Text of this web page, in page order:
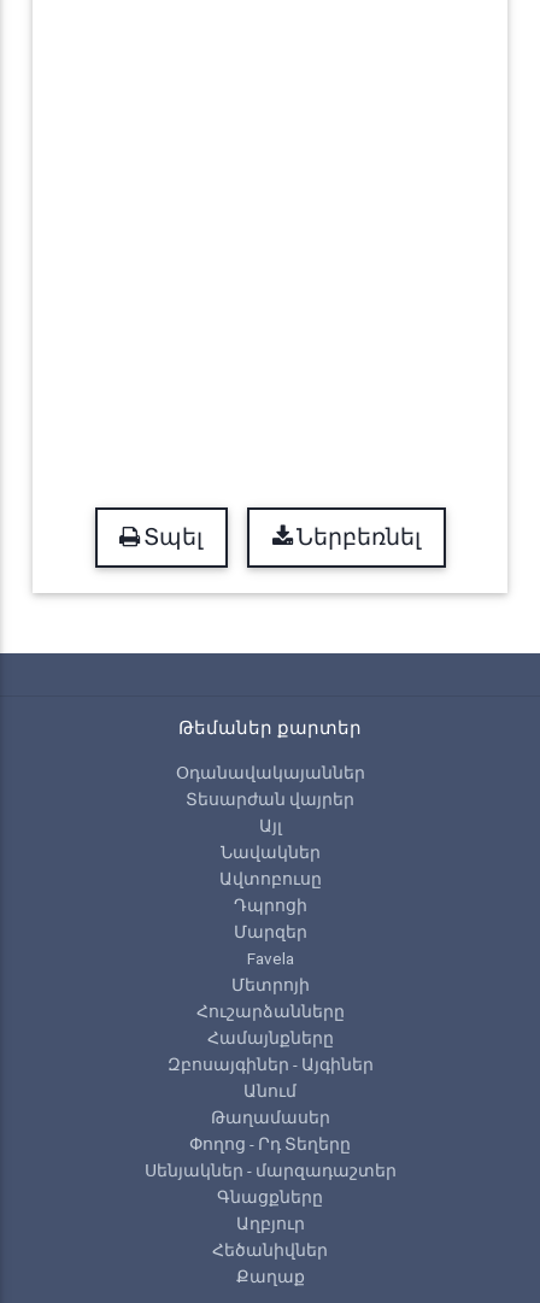
Տպել Ներբեռնել
Թեմաներ քարտեր
Օդանավակայաններ
Տեսարժան վայրեր
Այլ
Նավակներ
Ավտոբուսը
Դպրոցի
Մարզեր
Favela
Մետրոյի
Հուշարձանները
Համայնքները
Զբոսայգիներ - Այգիներ
Անում
Թաղամասեր
Փողոց - Րդ Տեղերը
Սենյակներ - մարզադաշտեր
Գնացքները
Աղբյուր
Հեծանիվներ
Քաղաք